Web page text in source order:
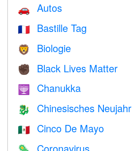
🚗 Autos
🇫🇷 Bastille Tag
🦁 Biologie
✊🏿 Black Lives Matter
🕎 Chanukka
🐉 Chinesisches Neujahr
🇲🇽 Cinco De Mayo
Coronavirus